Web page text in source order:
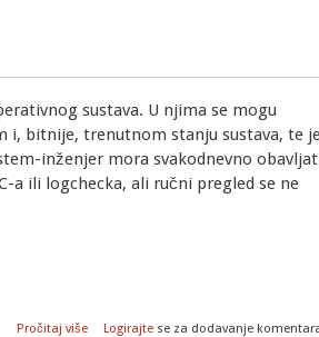
sustava. U njima se mogu
i, bitnije, trenutnom stanju sustava, te
inženjer mora svakodnevno
a ili logchecka, ali ručni pregled se ne
Pročitaj više o Logovi
Logirajte se za dodavanje